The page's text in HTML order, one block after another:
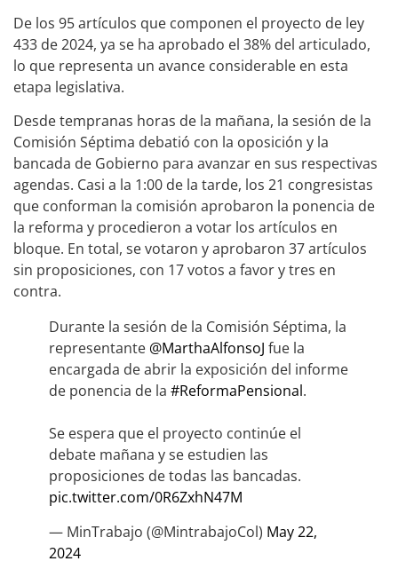
De los 95 artículos que componen el proyecto de ley
433 de 2024, ya se ha aprobado el 38% del articulado,
lo que representa un avance considerable en esta
etapa legislativa.
Desde tempranas horas de la mañana, la sesión de la
Comisión Séptima debatió con la oposición y la
bancada de Gobierno para avanzar en sus respectivas
agendas. Casi a la 1:00 de la tarde, los 21 congresistas
que conforman la comisión aprobaron la ponencia de
la reforma y procedieron a votar los artículos en
bloque. En total, se votaron y aprobaron 37 artículos
sin proposiciones, con 17 votos a favor y tres en
contra.
Durante la sesión de la Comisión Séptima, la
representante @MarthaAlfonsoJ fue la
encargada de abrir la exposición del informe
de ponencia de la #ReformaPensional.
Se espera que el proyecto continúe el
debate mañana y se estudien las
proposiciones de todas las bancadas.
pic.twitter.com/0R6ZxhN47M
— MinTrabajo (@MintrabajoCol) May 22,
2024